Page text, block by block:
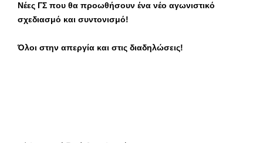
Νέες ΓΣ που θα προωθήσουν ένα νέο αγωνιστικό
σχεδιασμό και συντονισμό!
Όλοι στην απεργία και στις διαδηλώσεις!